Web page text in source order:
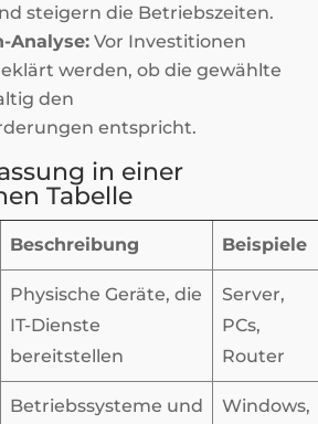
steigern die Betriebszeiten.
Analyse: Vor Investitionen
werden, ob die gewählte
den
entspricht.
in einer
Tabelle
Beschreibung Beispiele
Physische Geräte, die
IT-Dienste
bereitstellen
Server,
PCs,
Router
Betriebssysteme und
Windows,